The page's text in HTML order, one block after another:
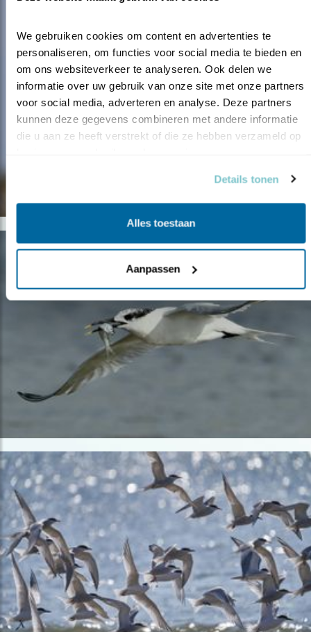
We gebruiken cookies om content en advertenties te
personaliseren, om functies voor social media te bieden en
om ons websiteverkeer te analyseren. Ook delen we
informatie over uw gebruik van onze site met onze partners
voor social media, adverteren en analyse. Deze partners
kunnen deze gegevens combineren met andere informatie
die u aan ze heeft verstrekt of die ze hebben verzameld op
Details tonen
Alles toestaan
Aanpassen